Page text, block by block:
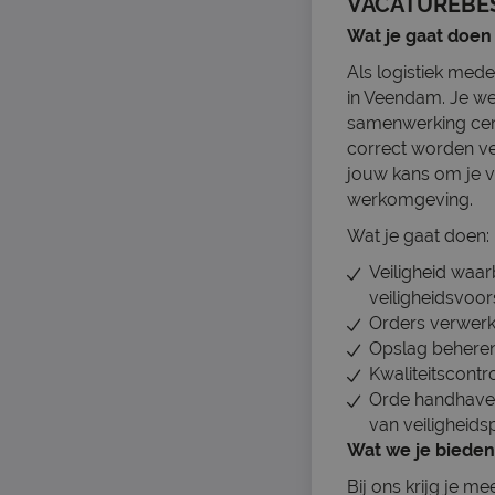
Wat je gaat doen
Als logistiek
in Veendam. Je
samenwerking
correct worden
jouw kans om je
werkomgeving.
Wat je gaat doen:
Veiligheid
Orders
Opslag
Orde
van
Wat we je bieden
Bij ons krijg je